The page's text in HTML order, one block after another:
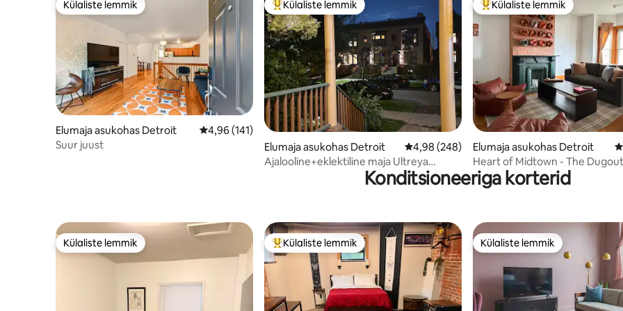
Külaliste lemmik
Külaliste lemmik
Elumaja asukohas Detroit Keskmine hinnang 4,96/5, 141 hinnangut
4,96 (141)
Suur juust
Külaliste suur lemmik
Külaliste lemmik
Elumaja asukohas Detroit Keskmine hinnang 4,98/5, 248 hinnangut
4,98 (248)
Ajalooline+eklektiline maja Ultreya
Külaliste suur lemmik
Külaliste lemmik
Elumaja asukohas Detroit
Heart of Midtown - The
St Retreat
Konditsioneeriga korterid
Külaliste lemmik
Külaliste lemmik Külaliste suur lemmik
Külaliste lemmik Külaliste lemmik
Külaliste lemmik